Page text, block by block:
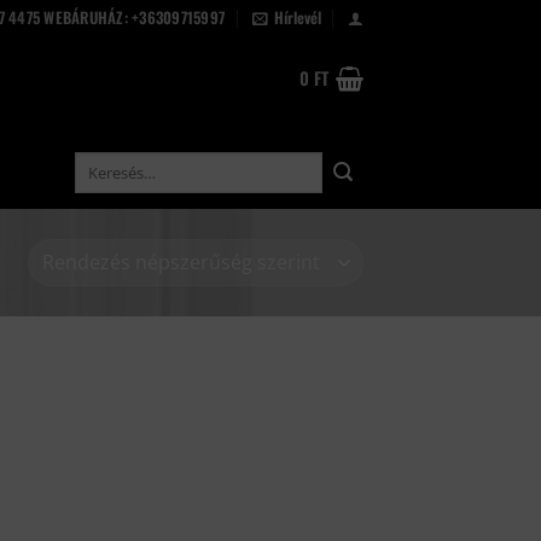
4475 WEBÁRUHÁZ: +36309715997 Hírlevél
0 FT
Keresés
következőre: